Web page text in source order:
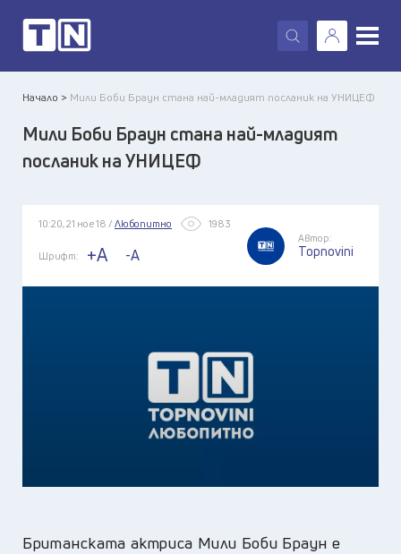
X
Начало > Мили Боби Браун стана най-младият посланик на УНИЦЕФ
Мили Боби Браун стана най-младият
посланик на УНИЦЕФ
10:20, 21 ное 18 / Любопитно 1983
Шрифт: +A -A
Автор:
Topnovini
Британската актриса Мили Боби Браун е